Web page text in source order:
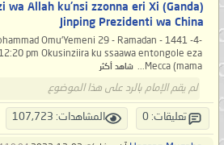
wa Allah ku'nsi zzonna eri Xi
Jinping Prezidenti wa China
Omu'Yemeni 29 - Ramadan - 1441
pm Okusinziira ku ssaawa entongole eza
Mecca (mama...
شاهد أكثر
لم يقم الإمام بالرد على هذا الموضوع
تعليقات: 0 المشاهدات: 107,723